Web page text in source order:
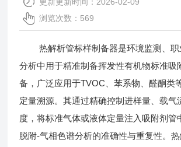
浏览次数：569
热解析管标样制备器是环境监测、职
分析中用于精准制备挥发性有机物标准吸
备，广泛应用于TVOC、苯系物、醛酮类
定量溯源。其通过精确控制进样量、载气
度，将标准气体或液体定量注入吸附剂管
脱附-气相色谱分析的准确性与重复性。